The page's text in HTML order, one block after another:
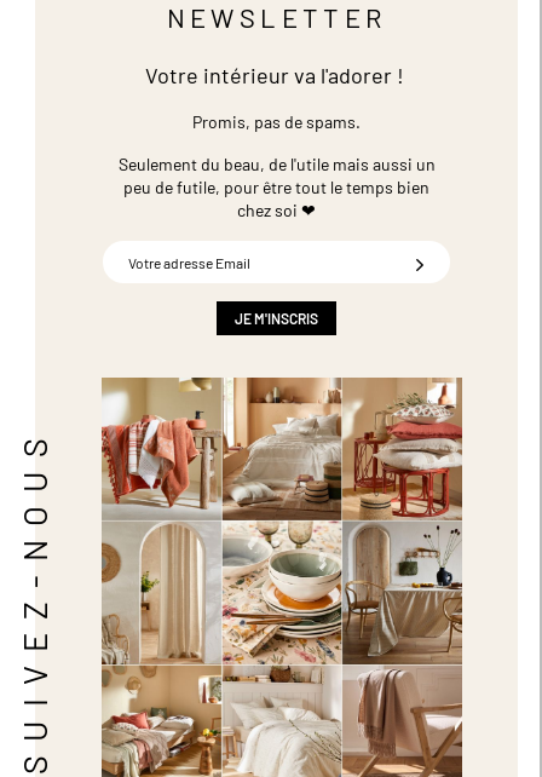
SUIVEZ-NOUS
NEWSLETTER
Votre intérieur va l'adorer !
Promis, pas de spams.
Seulement du beau, de l'utile mais aussi un
peu de futile, pour être tout le temps bien
chez soi ❤
JE M'INSCRIS